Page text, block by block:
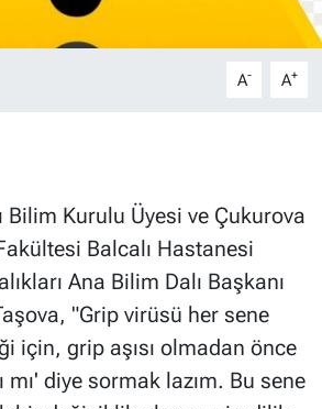
A- A+
Bilim Kurulu Üyesi ve Çukurova
Balcalı Hastanesi
Ana Bilim Dalı Başkanı
"Grip virüsü her sene
için, grip aşısı olmadan önce
mı' diye sormak lazım. Bu sene